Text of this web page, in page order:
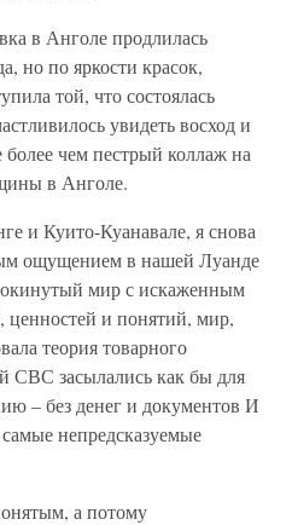
в Анголе продлилась
но по яркости красок,
той, что состоялась
увидеть восход и
более чем пестрый коллаж на
в Анголе.
и Куито-Куанавале, я снова
ощущением в нашей Луанде
мир с искаженным
и понятий, мир,
теория товарного
СВС засылались как бы для
– без денег и документов И
непредсказуемые
а потому